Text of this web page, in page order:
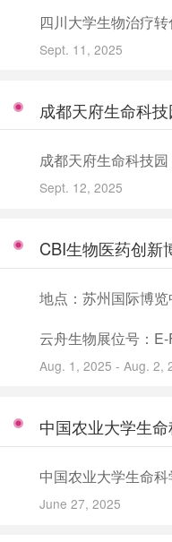
四川大学生物治疗
Sept. 11, 2025
成都天府生命科技
成都天府生命科技园
Sept. 12, 2025
CBI生物医药创新
地点：苏州国际博
云舟生物展位号：E-
Aug. 1, 2025 - Aug. 2,
中国农业大学生
中国农业大学生命
June 27, 2025